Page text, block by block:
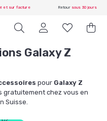
et sur facture Retour sous 30 jours
Galaxy Z
pour Galaxy Z
gratuitement chez vous en
Suisse.